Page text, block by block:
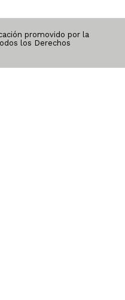
promovido por la
los Derechos